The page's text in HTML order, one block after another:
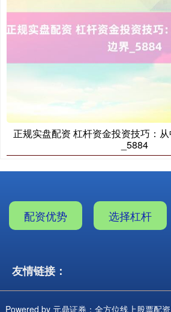
正规实盘配资 杠杆资金投资技巧：
_5884
配资优势 选择杠杆
友情链接：
Powered by 元鼎证券：全方位线上股票配